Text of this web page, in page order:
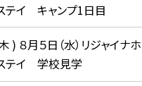
テイ キャンプ1日目
) ８月５日（水）リジャイナホ
テイ 学校見学